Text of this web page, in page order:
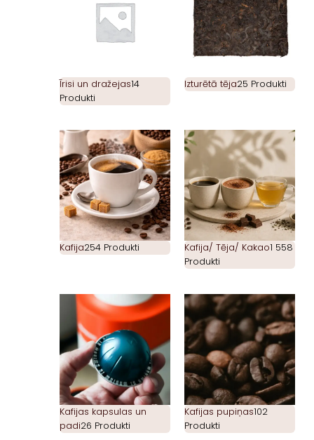
Īrisi un dražejas14
Produkti
Izturētā tēja25 Produkti
Kafija254 Produkti Kafija/ Tēja/ Kakao1 558
Produkti
Kafijas kapsulas un
padi26 Produkti
Kafijas pupiņas102
Produkti